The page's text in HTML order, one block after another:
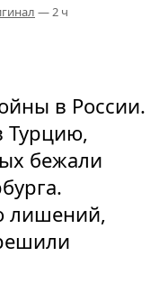
— 2 ч
в России.
Турцию,
бежали
лишений,